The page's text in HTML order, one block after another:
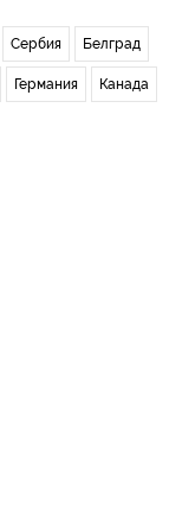
Сербия Белград
Германия Канада